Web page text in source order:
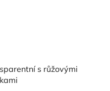
s růžovými